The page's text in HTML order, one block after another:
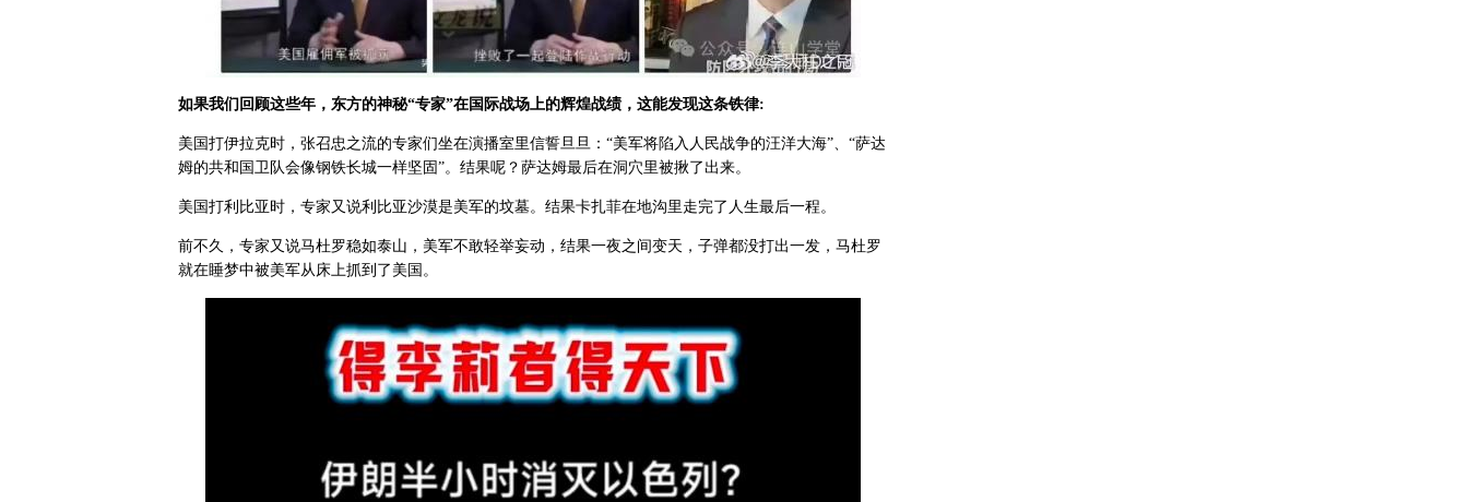
如果我们回顾这些年，东方的神秘“专家”在国际战场上的辉煌战绩，这能发现这条铁律:
美国打伊拉克时，张召忠之流的专家们坐在演播室里信誓旦旦：“美军将陷入人民战争的汪洋大海”、“萨达
姆的共和国卫队会像钢铁长城一样坚固”。结果呢？萨达姆最后在洞穴里被揪了出来。
美国打利比亚时，专家又说利比亚沙漠是美军的坟墓。结果卡扎菲在地沟里走完了人生最后一程。
前不久，专家又说马杜罗稳如泰山，美军不敢轻举妄动，结果一夜之间变天，子弹都没打出一发，马杜罗
就在睡梦中被美军从床上抓到了美国。